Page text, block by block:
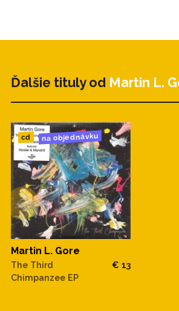
Ďalšie tituly od Martin L.
cd na objednávku
Martin L. Gore
The Third
Chimpanzee EP
€ 13